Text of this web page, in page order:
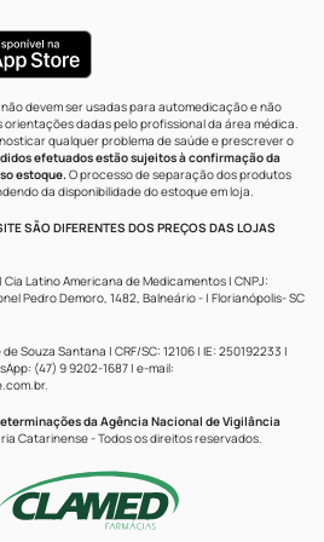
devem ser usadas para automedicação e não
dadas pelo profissional da área médica.
qualquer problema de saúde e prescrever o
efetuados estão sujeitos à confirmação da
estoque.O processo de separação dos produtos
da disponibilidade do estoque em loja.
SÃO DIFERENTES DOS PREÇOS DAS LOJAS
| Cia Latino Americana de Medicamentos | CNPJ:
Pedro Demoro, 1482, Balneário - | Florianópolis- SC
Souza Santana | CRF/SC: 12106 | IE: 250192233 |
(47) 9 9202-1687 | e-mail:
.
da Agência Nacional de Vigilância
Catarinense - Todos os direitos reservados.